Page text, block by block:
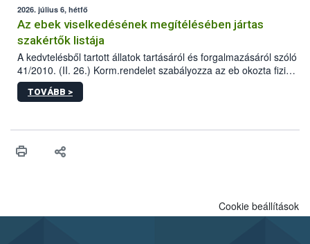
2026. július 6, hétfő
Az ebek viselkedésének megítélésében jártas
szakértők listája
A kedvtelésből tartott állatok tartásáról és forgalmazásáról szóló
41/2010. (II. 26.) Korm.rendelet szabályozza az eb okozta fizikai
sérülés, illetve ennek veszélye keletkezésekor felmerülő
hatósági feladatokat, valamint a veszélyes eb tartását és annak
TOVÁBB >
Cookie beállítások